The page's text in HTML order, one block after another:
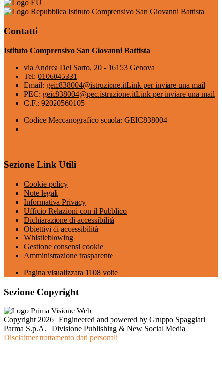
Istituto Comprensivo San Giovanni Battista
Contatti
Istituto Comprensivo San Giovanni Battista
via Andrea Del Sarto, 20 - 16153 Genova
Tel: 0106045331
Email: geic838004@istruzione.itLink per inviare una mail
PEC: geic838004@pec.istruzione.itLink per inviare una mail
C.F.: 92020560105
Codice Meccanografico scuola: GEIC838004
Sezione Link Utili
Cookie policy
Note legali
Informativa Privacy
Ufficio Relazioni con il Pubblico
Dichiarazione di accessibilità
Obiettivi di accessibilità
Whistleblowing
Gestione consensi cookie
Amministrazione trasparente
Pagina visualizzata 1108 volte
Sezione Copyright
Copyright 2026 | Engineered and powered by Gruppo Spaggiari
Parma S.p.A. | Divisione Publishing & New Social Media
Disclaimer trattamento dati personali